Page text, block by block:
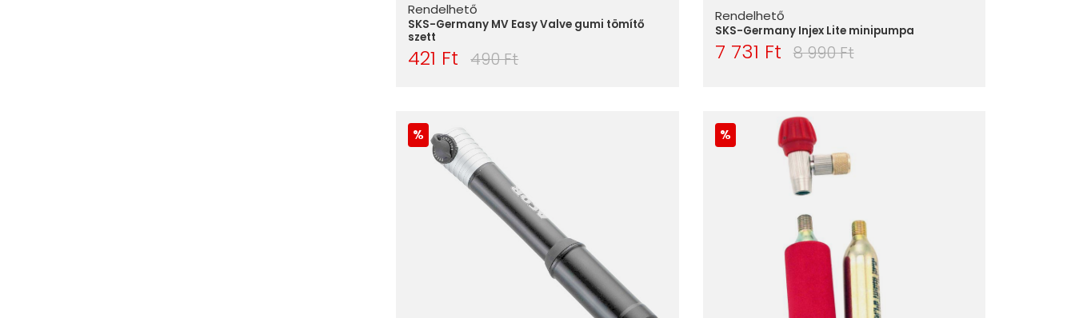
Rendelhető
SKS-Germany MV Easy Valve gumi tömítő
szett
421 Ft 490 Ft
Rendelhető
SKS-Germany Injex Lite minipumpa
7 731 Ft 8 990 Ft